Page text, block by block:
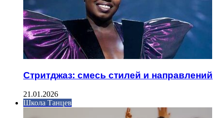
Стритджаз: смесь стилей и направлений
21.01.2026
Школа Танцев